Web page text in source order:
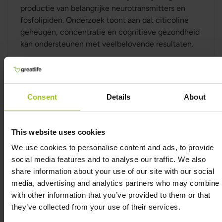
Consent Details About
This website uses cookies
We use cookies to personalise content and ads, to provide
social media features and to analyse our traffic. We also
share information about your use of our site with our social
media, advertising and analytics partners who may combine
with other information that you’ve provided to them or that
they’ve collected from your use of their services.
productie van belangrijke neurotransmitters en
fosfolipiden. Onderzoek toont aan dat citicoline
geheugen, concentratie en cognitieve gezondheid
kan ondersteunen met veelbelovende resultaten.
essentieel voor de stofwisseling van cellen. Voor
een optimale benutting van choline door de
hersenen is ook cytidine nodig. Citicoline bevat
beide stoffen, waardoor de hersenen efficiënt
neurotransmitter die belangrijk is voor leren en
geheugen – evenals fosfatidylcholine, een centrale
component van celmembranen.
Naast zijn rol in de hersengezondheid draagt
choline ook bij aan een normale leverfunctie,
vetstofwisseling en homocysteïnemetabolisme,
wat verband houdt met het methylatieproces in de